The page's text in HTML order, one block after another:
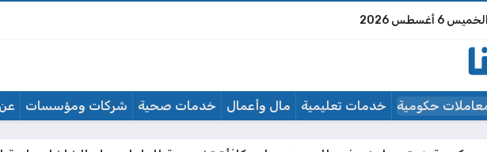
الخميس 6 أغسطس 2026
حكومية خدمات تعليمية مال وأعمال خدمات صحية شركات ومؤسسات